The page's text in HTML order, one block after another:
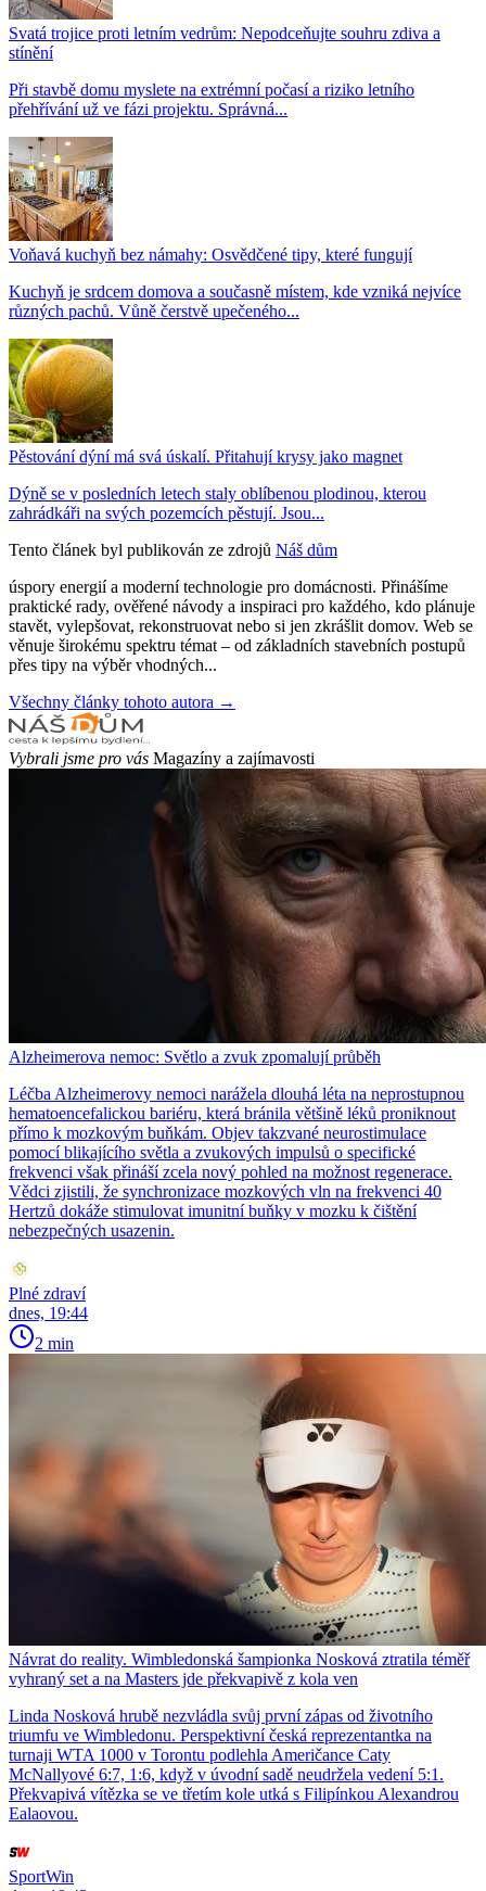
Svatá trojice proti letním vedrům: Nepodceňujte souhru zdiva a
stínění
Při stavbě domu myslete na extrémní počasí a riziko letního
přehřívání už ve fázi projektu. Správná...
Voňavá kuchyň bez námahy: Osvědčené tipy, které fungují
Kuchyň je srdcem domova a současně místem, kde vzniká nejvíce
různých pachů. Vůně čerstvě upečeného...
Pěstování dýní má svá úskalí. Přitahují krysy jako magnet
Dýně se v posledních letech staly oblíbenou plodinou, kterou
zahrádkáři na svých pozemcích pěstují. Jsou...
Tento článek byl publikován ze zdrojů Náš dům
úspory energií a moderní technologie pro domácnosti. Přinášíme
praktické rady, ověřené návody a inspiraci pro každého, kdo plánuje
stavět, vylepšovat, rekonstruovat nebo si jen zkrášlit domov. Web se
věnuje širokému spektru témat – od základních stavebních postupů
přes tipy na výběr vhodných...
Všechny články tohoto autora →
Vybrali jsme pro vás Magazíny a zajímavosti
Alzheimerova nemoc: Světlo a zvuk zpomalují průběh
Léčba Alzheimerovy nemoci narážela dlouhá léta na neprostupnou
hematoencefalickou bariéru, která bránila většině léků proniknout
přímo k mozkovým buňkám. Objev takzvané neurostimulace
pomocí blikajícího světla a zvukových impulsů o specifické
frekvenci však přináší zcela nový pohled na možnost regenerace.
Vědci zjistili, že synchronizace mozkových vln na frekvenci 40
Hertzů dokáže stimulovat imunitní buňky v mozku k čištění
nebezpečných usazenin.
Plné zdraví
dnes, 19:44
2 min
Návrat do reality. Wimbledonská šampionka Nosková ztratila téměř
vyhraný set a na Masters jde překvapivě z kola ven
Linda Nosková hrubě nezvládla svůj první zápas od životního
triumfu ve Wimbledonu. Perspektivní česká reprezentantka na
turnaji WTA 1000 v Torontu podlehla Američance Caty
McNallyové 6:7, 1:6, když v úvodní sadě neudržela vedení 5:1.
Překvapivá vítězka se ve třetím kole utká s Filipínkou Alexandrou
Ealaovou.
SportWin